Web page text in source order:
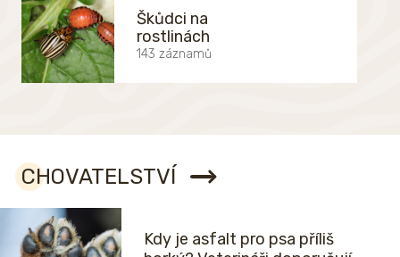
Škůdci na
rostlinách
143 záznamů
CHOVATELSTVÍ
Kdy je asfalt pro psa příliš